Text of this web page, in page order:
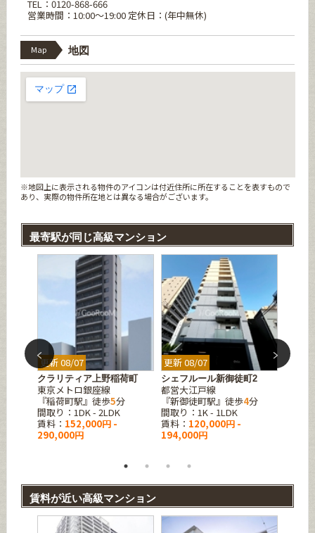
TEL：0120-868-666
営業時間：10:00～19:00 定休日：(年中無休)
Map 地図
※地図上に表示される物件のアイコンは付近住所に所在することを表すもので
あり、実際の物件所在地とは異なる場合がございます。
最寄駅が同じ高級マンション
更新 08/07
クラリティア上野稲荷町
東京メトロ銀座線
『稲荷町駅』徒歩5分
間取り：1DK - 2LDK
賃料： 152,000円 -
290,000円
更新 08/07
シェフルール新御徒町2
都営大江戸線
『新御徒町駅』徒歩4分
間取り：1K - 1LDK
賃料： 120,000円 -
194,000円
更新
賃料が近い高級マンション